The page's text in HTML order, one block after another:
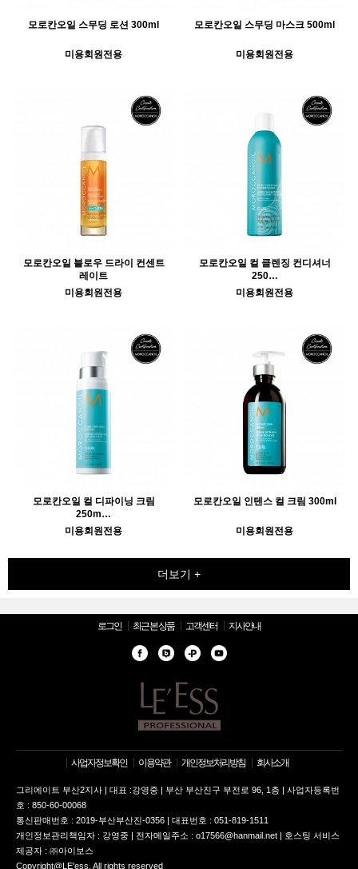
모로칸오일 스무딩 로션 300ml
미용회원전용
모로칸오일 스무딩 마스크 500ml
미용회원전용
모로칸오일 블로우 드라이 컨센트
레이트
미용회원전용
모로칸오일 컬 클렌징 컨디셔너
250…
미용회원전용
모로칸오일 컬 디파이닝 크림
250m…
미용회원전용
모로칸오일 인텐스 컬 크림 300ml
미용회원전용
더보기 +
로그인 최근 본 상품 고객센터 지사안내
사업자정보확인 이용약관 개인정보처리방침 회사소개
그리에이트 부산2지사 | 대표 :강영중 | 부산 부산진구 부전로 96, 1층 | 사업자등록번
호 : 850-60-00068
통신판매번호 : 2019-부산부산진-0356 | 대표번호 : 051-819-1511
개인정보관리책임자 : 강영중 | 전자메일주소 : o17566@hanmail.net | 호스팅 서비스
제공자 : ㈜아이보스
Copyright@LE'ess, All rights reserved